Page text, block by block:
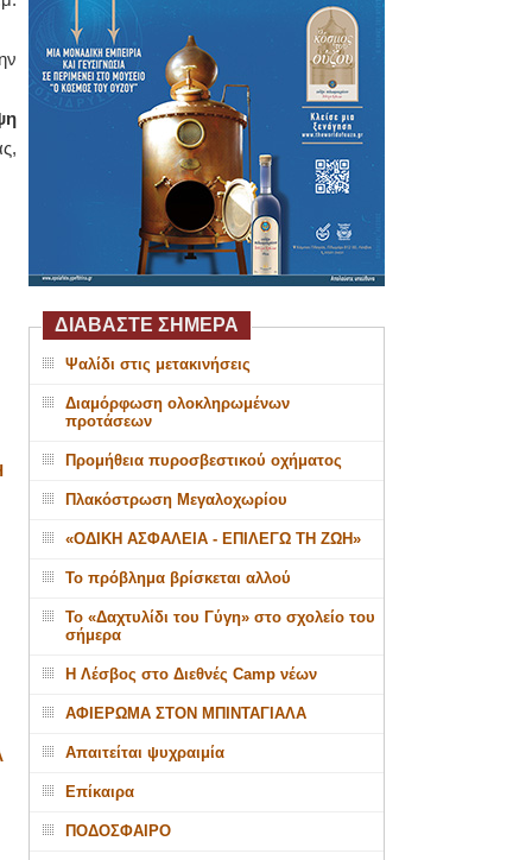
ΔΙΑΒΑΣΤΕ ΣΗΜΕΡΑ
Ψαλίδι στις μετακινήσεις
Διαμόρφωση ολοκληρωμένων
προτάσεων
Προμήθεια πυροσβεστικού οχήματος
Πλακόστρωση Μεγαλοχωρίου
«ΟΔΙΚΗ ΑΣΦΑΛΕΙΑ - ΕΠΙΛΕΓΩ ΤΗ ΖΩΗ»
Το πρόβλημα βρίσκεται αλλού
Το «Δαχτυλίδι του Γύγη» στο σχολείο του
σήμερα
Η Λέσβος στο Διεθνές Camp νέων
ΑΦΙΕΡΩΜΑ ΣΤΟΝ ΜΠΙΝΤΑΓΙΑΛΑ
Απαιτείται ψυχραιμία
Επίκαιρα
ΠΟΔΟΣΦΑΙΡΟ